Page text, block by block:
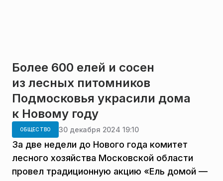
Более 600 елей и сосен
из лесных питомников
Подмосковья украсили дома
к Новому году
ОБЩЕСТВО 30 декабря 2024 19:10
За две недели до Нового года комитет
лесного хозяйства Московской области
провел традиционную акцию «Ель домой —